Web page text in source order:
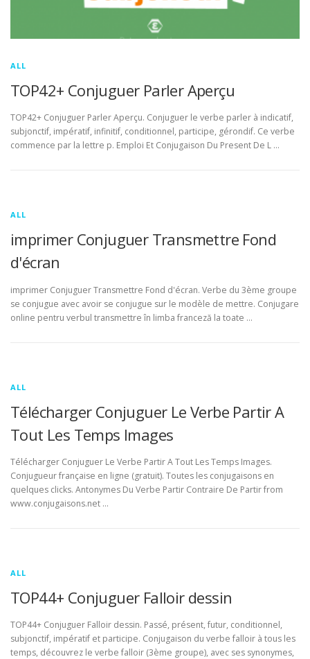
ALL
TOP42+ Conjuguer Parler Aperçu
TOP42+ Conjuguer Parler Aperçu. Conjuguer le verbe parler à indicatif,
subjonctif, impératif, infinitif, conditionnel, participe, gérondif. Ce verbe
commence par la lettre p. Emploi Et Conjugaison Du Present De L …
ALL
imprimer Conjuguer Transmettre Fond
d'écran
imprimer Conjuguer Transmettre Fond d'écran. Verbe du 3ème groupe
se conjugue avec avoir se conjugue sur le modèle de mettre. Conjugare
online pentru verbul transmettre în limba franceză la toate …
ALL
Télécharger Conjuguer Le Verbe Partir A
Tout Les Temps Images
Télécharger Conjuguer Le Verbe Partir A Tout Les Temps Images.
Conjugueur française en ligne (gratuit). Toutes les conjugaisons en
quelques clicks. Antonymes Du Verbe Partir Contraire De Partir from
www.conjugaisons.net …
ALL
TOP44+ Conjuguer Falloir dessin
TOP44+ Conjuguer Falloir dessin. Passé, présent, futur, conditionnel,
subjonctif, impératif et participe. Conjugaison du verbe falloir à tous les
temps, découvrez le verbe falloir (3ème groupe), avec ses synonymes,